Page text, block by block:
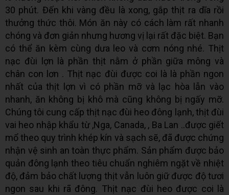
30 phút. Đến khi vàng đều là xong, gắp thịt ra dĩa rồi
thưởng thức thôi. Món ăn này có cách làm rất nhanh
chóng và đơn giản nhưng hương vị lại rất đặc biệt. Bạn
có thể ăn kèm cùng dưa leo và cơm nóng nhé. Thịt
nạc đùi lợn là phần thịt nằm ở phần giữa mông và
chân con lơn . Thịt nạc đùi được coi là là phần ngon
nhất của thịt lợn vì có phần mỡ và lạc hòa lẫn vào
nhanh, ăn không bị khô mà cũng không bị ngấy mỡ.
Chúng tôi cung cấp thịt nạc đùi heo đông lạnh, thịt đùi
vai heo nhập khẩu từ ,Nga, Canada, , Ba Lan ..được giết
mổ theo quy trình khép kín và sạch sẽ, đã được chứng
nhận vệ sinh an toàn thực phẩm. Sản phẩm được bảo
quản đông lạnh theo tiêu chuẩn nghiêm ngặt về nhiệt
độ, đảm bảo chất lượng thịt vẫn luôn giữ được độ tươi
ngon sau khi rã đông. Thịt nạc đùi heo được coi là